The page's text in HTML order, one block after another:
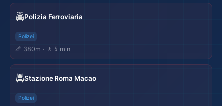
🚔Polizia Ferroviaria
Polizei
📏 380m · 🚶 5 min
🚔Stazione Roma Macao
Polizei